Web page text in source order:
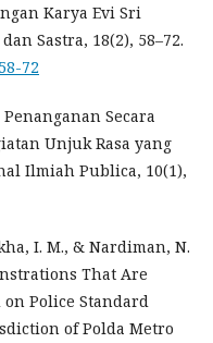
Karya Evi Sri
Sastra, 18(2), 58–72.
72
Penanganan Secara
Unjuk Rasa yang
Ilmiah Publica, 10(1),
I. M., & Nardiman, N.
That Are
Police Standard
of Polda Metro